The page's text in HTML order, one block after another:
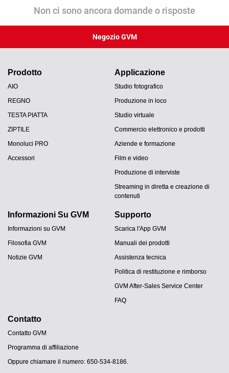
Non ci sono ancora domande o risposte
Negozio GVM
Prodotto
AIO
REGNO
TESTA PIATTA
ZIPTILE
Monoluci PRO
Accessori
Applicazione
Studio fotografico
Produzione in loco
Studio virtuale
Commercio elettronico e prodotti
Aziende e formazione
Film e video
Produzione di interviste
Streaming in diretta e creazione di
contenuti
Informazioni Su GVM
Informazioni su GVM
Filosofia GVM
Notizie GVM
Supporto
Scarica l'App GVM
Manuali dei prodotti
Assistenza tecnica
Politica di restituzione e rimborso
GVM After-Sales Service Center
FAQ
Contatto
Contatto GVM
Programma di affiliazione
Oppure chiamare il numero: 650-534-8186.
JA